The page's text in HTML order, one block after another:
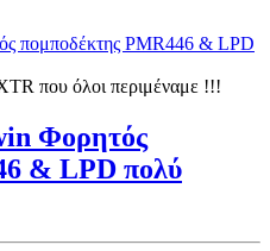
που όλοι περιμέναμε !!!
Φορητός
& LPD πολύ